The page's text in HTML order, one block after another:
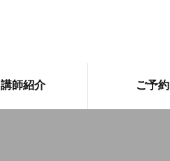
講師紹介 ご予約